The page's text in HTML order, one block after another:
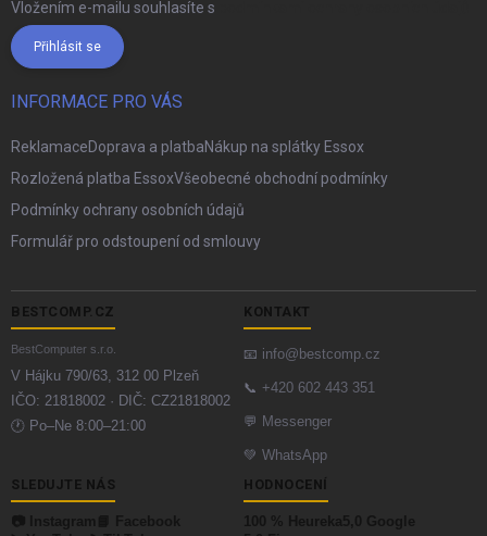
Vložením e-mailu souhlasíte s
Přihlásit se
INFORMACE PRO VÁS
ReklamaceDoprava a platbaNákup na splátky Essox
Rozložená platba EssoxVšeobecné obchodní podmínky
Podmínky ochrany osobních údajů
Formulář pro odstoupení od smlouvy
BESTCOMP.CZ
BestComputer s.r.o.
V Hájku 790/63, 312 00 Plzeň
IČO: 21818002 · DIČ: CZ21818002
🕐 Po–Ne 8:00–21:00
KONTAKT
📧 info@bestcomp.cz
📞 +420 602 443 351
💬 Messenger
💚 WhatsApp
SLEDUJTE NÁS HODNOCENÍ